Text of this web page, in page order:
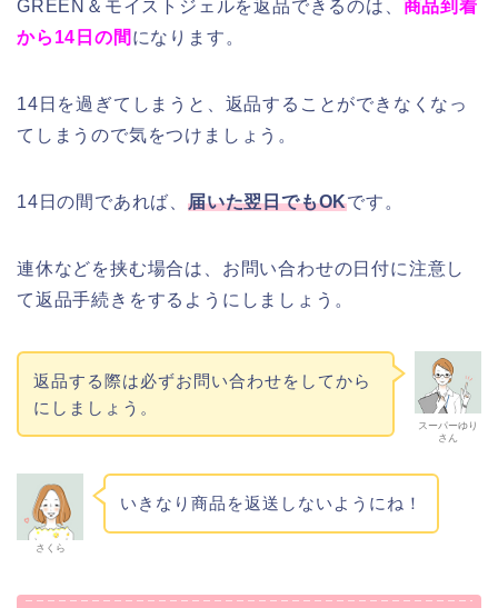
GREEN＆モイストジェルを返品できるのは、 商品到着
から14日の間 になります。
14日を過ぎてしまうと、返品することができなくなっ
てしまうので気をつけましょう。
14日の間であれば、 届いた翌日でもOKです。
連休などを挟む場合は、お問い合わせの日付に注意し
て返品手続きをするようにしましょう。
スーパーゆり
さん
返品する際は必ずお問い合わせをしてから
にしましょう。
さくら
いきなり商品を返送しないようにね！